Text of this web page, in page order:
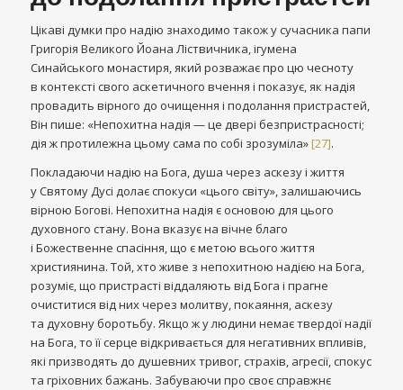
Цікаві думки про надію знаходимо також у сучасника папи
Григорія Великого Йоана Ліствичника, ігумена
Синайського монастиря, який розважає про цю чесноту
в контексті свого аскетичного вчення і показує, як надія
провадить вірного до очищення і подолання пристрастей,
Він пише: «Непохитна надія — це двері безпристрасності;
дія ж протилежна цьому сама по собі зрозуміла»[27].
Покладаючи надію на Бога, душа через аскезу і життя
у Святому Дусі долає спокуси «цього світу», залишаючись
вірною Богові. Непохитна надія є основою для цього
духовного стану. Вона вказує на вічне благо
і Божественне спасіння, що є метою всього життя
християнина. Той, хто живе з непохитною надією на Бога,
розуміє, що пристрасті віддаляють від Бога і прагне
очиститися від них через молитву, покаяння, аскезу
та духовну боротьбу. Якщо ж у людини немає твердої надії
на Бога, то її серце відкривається для негативних впливів,
які призводять до душевних тривог, страхів, агресії, спокус
та гріховних бажань. Забуваючи про своє справжнє